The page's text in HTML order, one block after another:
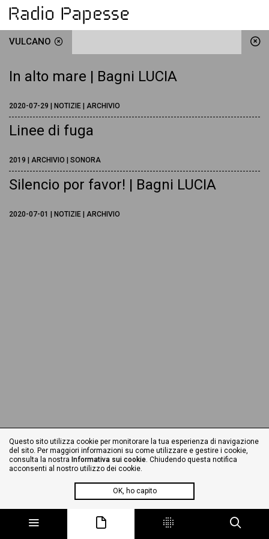
VULCANO
In alto mare | Bagni LUCIA
2020-07-29 | NOTIZIE | ARCHIVIO
Linee di fuga
2019 | ARCHIVIO | SONORA
Silencio por favor! | Bagni LUCIA
2020-07-01 | NOTIZIE | ARCHIVIO
Questo sito utilizza cookie per monitorare la tua esperienza di navigazione
del sito. Per maggiori informazioni su come utilizzare e gestire i cookie,
consulta la nostra Informativa sui cookie. Chiudendo questa notifica
acconsenti al nostro utilizzo dei cookie.
OK, ho capito